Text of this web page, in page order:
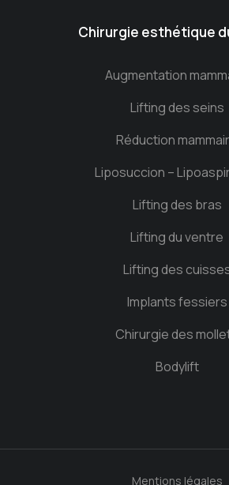
Chirurgie esthétique
Augmentation
Lifting des seins
Réduction
Liposuccion –
Lifting des bras
Lifting du ventre
Lifting des
Implants fessiers
Chirurgie des
Bodylift
Mentions légales